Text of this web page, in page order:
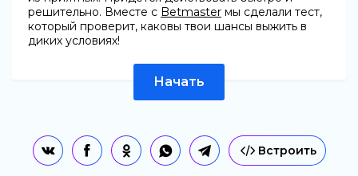
решительно. Вместе с Betmaster мы сделали тест,
который проверит, каковы твои шансы выжить в
диких условиях!
Начать
Встроить